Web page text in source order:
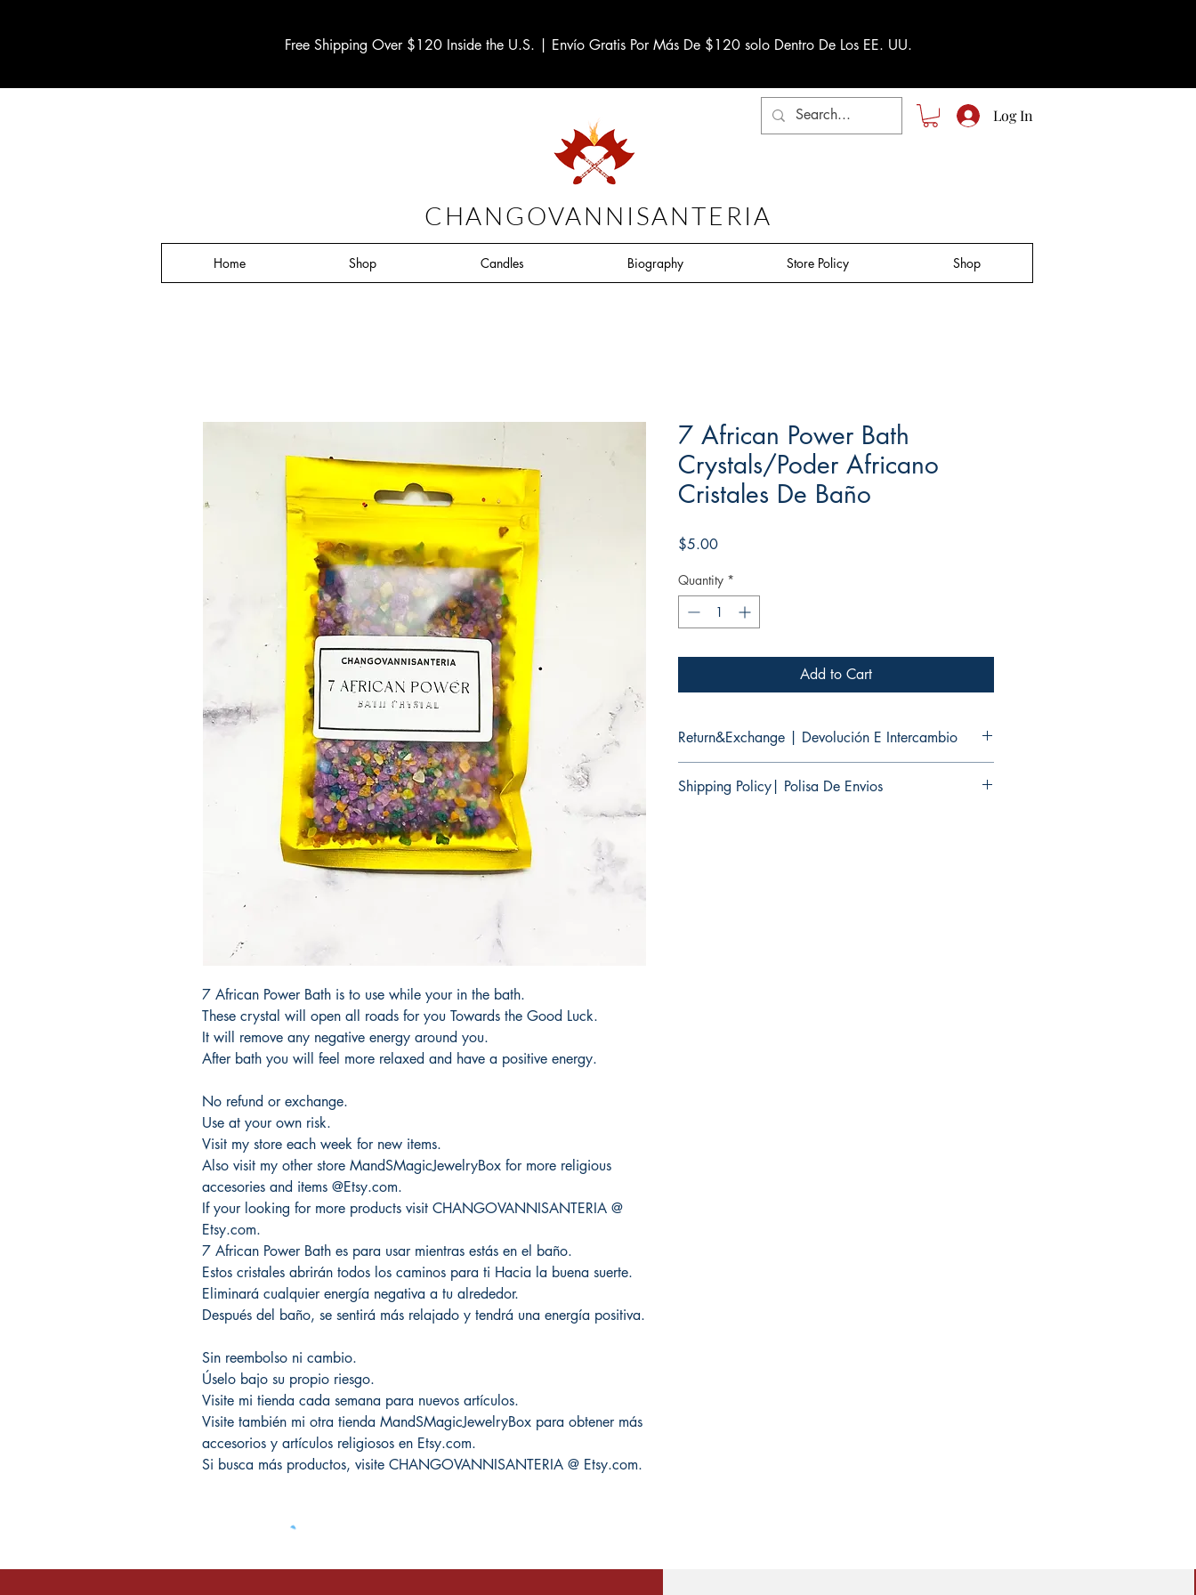
Free Shipping Over $120 Inside the U.S. | Envío Gratis Por Más De $120 solo Dentro De Los EE. UU.
CHANGOVANNISANTERIA
Log In
Home Shop Candles Biography Store Policy Shop
7 African Power Bath is to use while your in the bath.
These crystal will open all roads for you Towards the Good Luck.
It will remove any negative energy around you.
After bath you will feel more relaxed and have a positive energy.
No refund or exchange.
Use at your own risk.
Visit my store each week for new items.
Also visit my other store MandSMagicJewelryBox for more religious
accesories and items @Etsy.com.
If your looking for more products visit CHANGOVANNISANTERIA @
Etsy.com.
7 African Power Bath es para usar mientras estás en el baño.
Estos cristales abrirán todos los caminos para ti Hacia la buena suerte.
Eliminará cualquier energía negativa a tu alrededor.
Después del baño, se sentirá más relajado y tendrá una energía positiva.
Sin reembolso ni cambio.
Úselo bajo su propio riesgo.
Visite mi tienda cada semana para nuevos artículos.
Visite también mi otra tienda MandSMagicJewelryBox para obtener más
accesorios y artículos religiosos en Etsy.com.
Si busca más productos, visite CHANGOVANNISANTERIA @ Etsy.com.
7 African Power Bath
Crystals/Poder Africano
Cristales De Baño
$5.00Price
Quantity *
Add to Cart
Return&Exchange | Devolución E Intercambio
products.
Shipping Policy| Polisa De Envios